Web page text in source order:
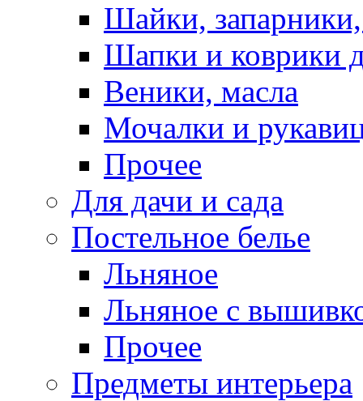
Шайки,
Шапки и коврики
Веники, масла
Мочалки и
Прочее
Для дачи и сада
Постельное белье
Льняное
Льняное с
Прочее
Предметы интерьера